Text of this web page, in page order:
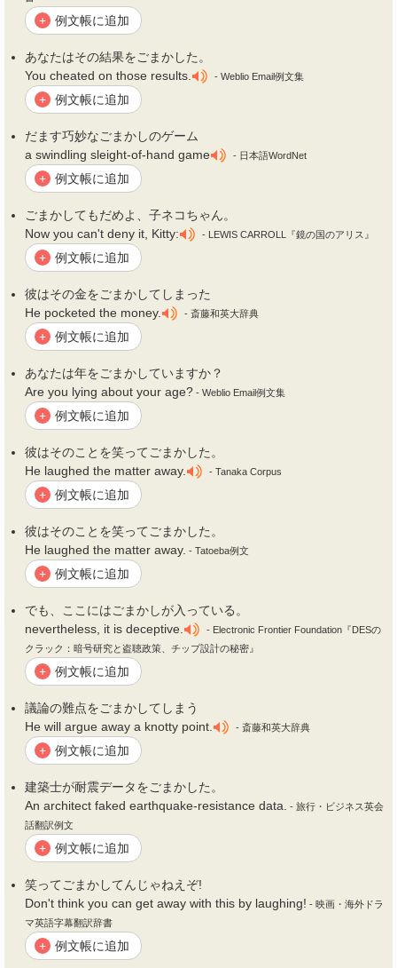
+ 例文帳に追加
あなたはその結果をごまかした。
You cheated on those results.
- Weblio Email例文集
+ 例文帳に追加
だます巧妙なごまかしのゲーム
a swindling sleight-of-hand game
- 日本語WordNet
+ 例文帳に追加
ごまかしてもだめよ、子ネコちゃん。
Now you can't deny it, Kitty:
- LEWIS CARROLL『鏡の国のアリス』
+ 例文帳に追加
彼はその金をごまかしてしまった
He pocketed the money.
- 斎藤和英大辞典
+ 例文帳に追加
あなたは年をごまかしていますか？
Are you lying about your age? - Weblio Email例文集
+ 例文帳に追加
彼はそのことを笑って ごまかした。
He laughed the matter away.
- Tanaka Corpus
+ 例文帳に追加
彼はそのことを笑って ごまかした。
He laughed the matter away. - Tatoeba例文
+ 例文帳に追加
でも、ここにはごまかしが入っている。
nevertheless, it is deceptive.
- Electronic Frontier Foundation『DESの
クラック：暗号研究と盗聴政策、チップ設計の秘密』
+ 例文帳に追加
議論の難点をごまかしてしまう
He will argue away a knotty point.
- 斎藤和英大辞典
+ 例文帳に追加
建築士が耐震データをごまかした。
An architect faked earthquake-resistance data.
- 旅行・ビジネス英会
話翻訳例文
+ 例文帳に追加
笑って ごまかしてんじゃねえぞ!
Don't think you can get away with this by laughing! - 映画・海外ドラ
マ英語字幕翻訳辞書
+ 例文帳に追加